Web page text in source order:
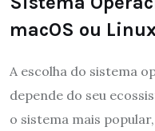
macOS ou
A escolha do sistema
depende do seu
o sistema mais